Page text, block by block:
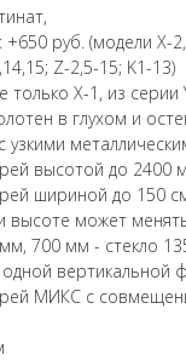
руб. (модели Х-
Z-2,5-15; K1-13)
только X-1, из
в глухом и
узкими
высотой до 2400
шириной до 150
может
700 мм - стекло
вертикальной
МИКС с